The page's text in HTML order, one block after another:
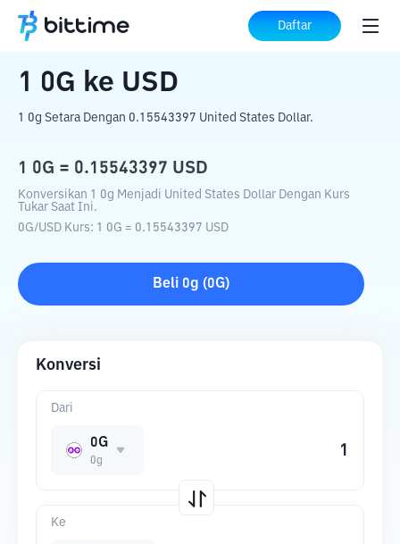
Daftar
Beranda Konverter Kripto USD
1 0G ke USD
1 0g Setara Dengan 0.15543397 United States Dollar.
1 0G = 0.15543397 USD
Konversikan 1 0g Menjadi United States Dollar Dengan Kurs
Tukar Saat Ini.
0G/USD Kurs: 1 0G = 0.15543397 USD
Beli 0g (0G)
Konversi
Dari
0G
0g
Ke